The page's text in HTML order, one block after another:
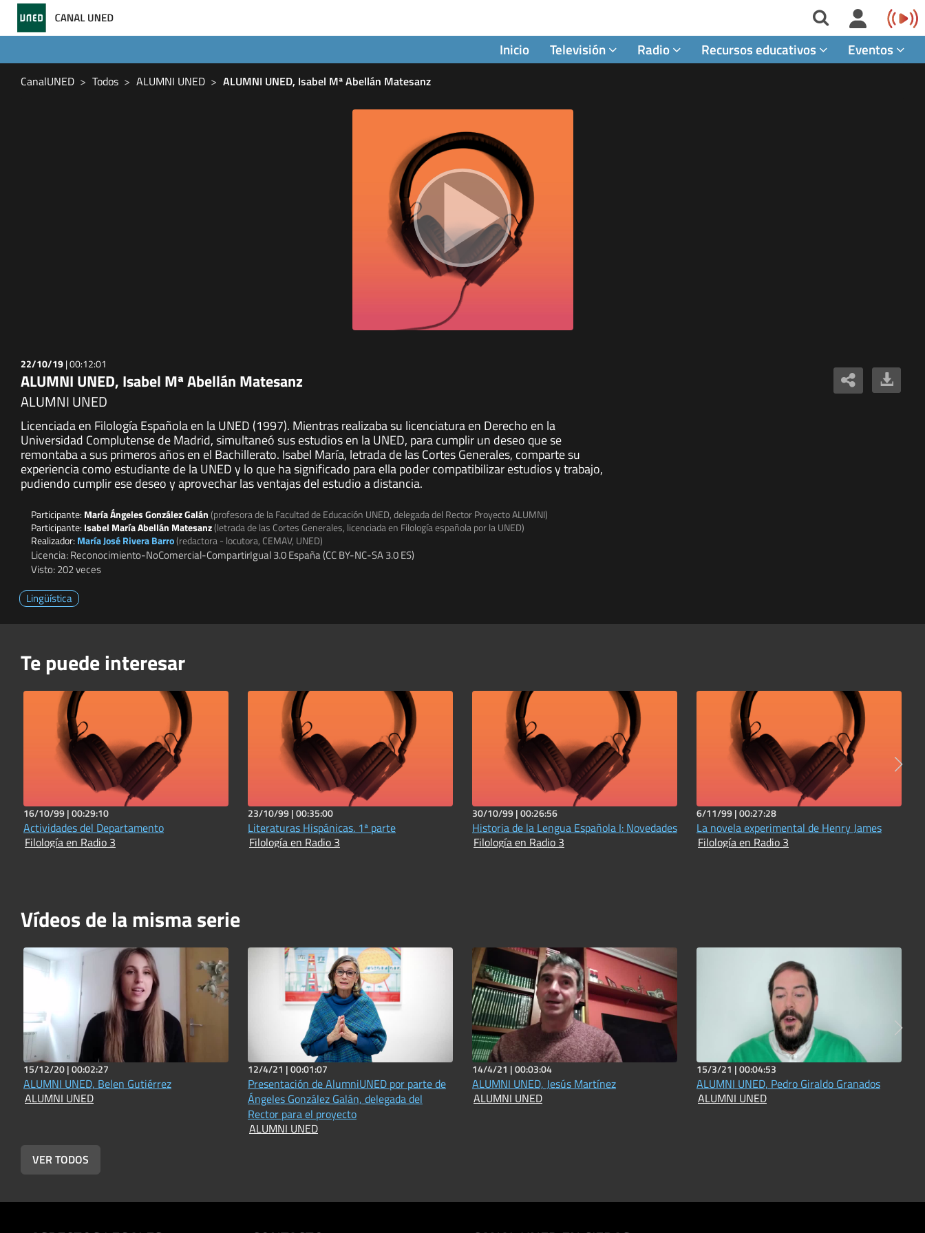
Inicio Televisión Radio Recursos educativos Eventos
CanalUNED Todos ALUMNI UNED ALUMNI UNED, Isabel Mª Abellán Matesanz
22/10/19|00:12:01
ALUMNI UNED, Isabel Mª Abellán Matesanz
ALUMNI UNED
Licenciada en Filología Española en la UNED (1997). Mientras realizaba su licenciatura en Derecho en la
Universidad Complutense de Madrid, simultaneó sus estudios en la UNED, para cumplir un deseo que se
remontaba a sus primeros años en el Bachillerato. Isabel María, letrada de las Cortes Generales, comparte su
experiencia como estudiante de la UNED y lo que ha significado para ella poder compatibilizar estudios y trabajo,
pudiendo cumplir ese deseo y aprovechar las ventajas del estudio a distancia.
Participante: María Ángeles González Galán(profesora de la Facultad de Educación UNED, delegada del Rector Proyecto ALUMNI)
Participante: Isabel María Abellán Matesanz(letrada de las Cortes Generales, licenciada en Filología española por la UNED)
Realizador: María José Rivera Barro(redactora - locutora, CEMAV, UNED)
Licencia: Reconocimiento-NoComercial-CompartirIgual 3.0 España (CC BY-NC-SA 3.0 ES)
Visto: 202 veces
Lingüística
Te puede interesar
16/10/99 |00:29:10
Actividades del Departamento
Filología en Radio 3
23/10/99 |00:35:00
Literaturas Hispánicas. 1ª parte
Filología en Radio 3
30/10/99 |00:26:56
Historia de la Lengua Española I: Novedades
Filología en Radio 3
6/11/99 |00:27:28
La novela experimental de Henry James
Filología en Radio 3
Vídeos de la misma serie
15/12/20 |00:02:27
ALUMNI UNED, Belen Gutiérrez
ALUMNI UNED
12/4/21 |00:01:07
Presentación de AlumniUNED por parte de
Ángeles González Galán, delegada del
Rector para el proyecto
ALUMNI UNED
14/4/21 |00:03:04
ALUMNI UNED, Jesús Martínez
ALUMNI UNED
15/3/21 |00:04:53
ALUMNI UNED, Pedro Giraldo Granados
ALUMNI UNED
VER TODOS